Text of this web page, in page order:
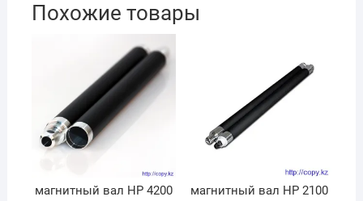
Похожие товары
магнитный вал НР 4200 магнитный вал HP 2100